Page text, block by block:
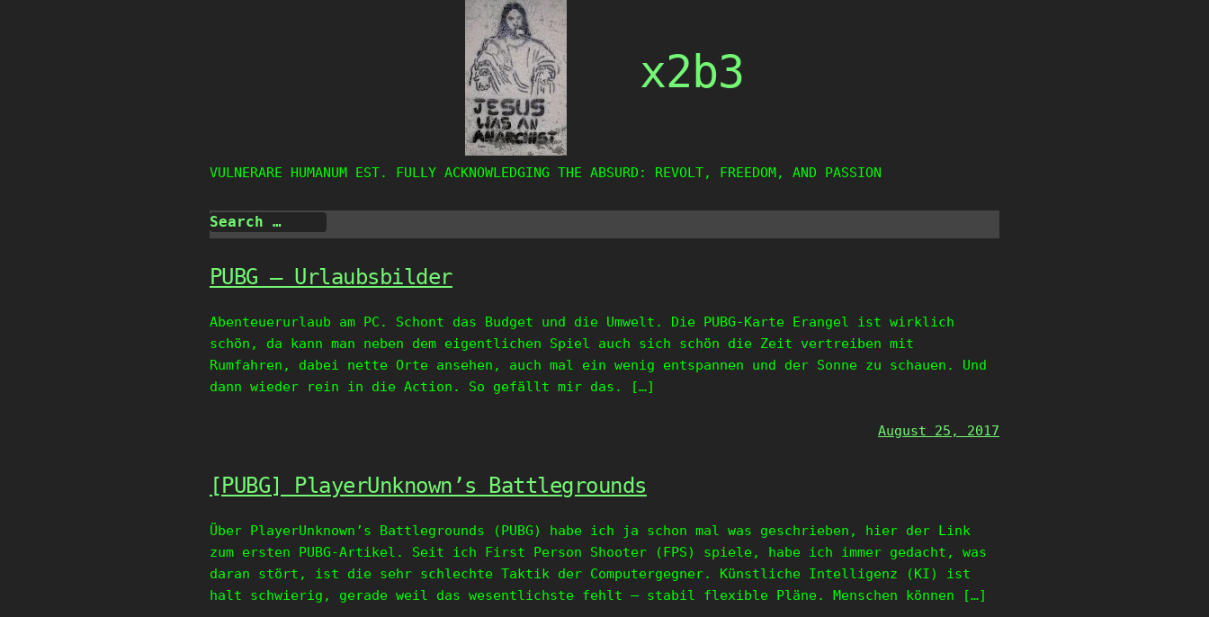
x2b3
VULNERARE HUMANUM EST. FULLY ACKNOWLEDGING THE ABSURD: REVOLT, FREEDOM, AND PASSION
PUBG – Urlaubsbilder
Abenteuerurlaub am PC. Schont das Budget und die Umwelt. Die PUBG-Karte Erangel ist wirklich
schön, da kann man neben dem eigentlichen Spiel auch sich schön die Zeit vertreiben mit
Rumfahren, dabei nette Orte ansehen, auch mal ein wenig entspannen und der Sonne zu schauen. Und
dann wieder rein in die Action. So gefällt mir das. […]
August 25, 2017
[PUBG] PlayerUnknown’s Battlegrounds
Über PlayerUnknown’s Battlegrounds (PUBG) habe ich ja schon mal was geschrieben, hier der Link
zum ersten PUBG-Artikel. Seit ich First Person Shooter (FPS) spiele, habe ich immer gedacht, was
daran stört, ist die sehr schlechte Taktik der Computergegner. Künstliche Intelligenz (KI) ist
halt schwierig, gerade weil das wesentlichste fehlt – stabil flexible Pläne. Menschen können […]